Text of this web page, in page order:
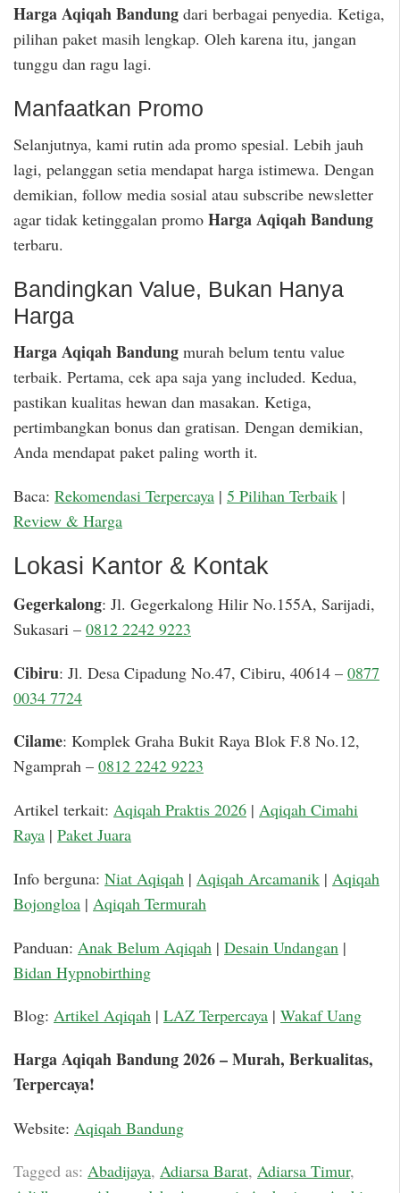
Harga Aqiqah Bandung dari berbagai penyedia. Ketiga,
pilihan paket masih lengkap. Oleh karena itu, jangan
tunggu dan ragu lagi.
Manfaatkan Promo
Selanjutnya, kami rutin ada promo spesial. Lebih jauh
lagi, pelanggan setia mendapat harga istimewa. Dengan
demikian, follow media sosial atau subscribe newsletter
agar tidak ketinggalan promo Harga Aqiqah Bandung
terbaru.
Bandingkan Value, Bukan Hanya
Harga
Harga Aqiqah Bandung murah belum tentu value
terbaik. Pertama, cek apa saja yang included. Kedua,
pastikan kualitas hewan dan masakan. Ketiga,
pertimbangkan bonus dan gratisan. Dengan demikian,
Anda mendapat paket paling worth it.
Baca: Rekomendasi Terpercaya | 5 Pilihan Terbaik |
Review & Harga
Lokasi Kantor & Kontak
Gegerkalong: Jl. Gegerkalong Hilir No.155A, Sarijadi,
Sukasari – 0812 2242 9223
Cibiru: Jl. Desa Cipadung No.47, Cibiru, 40614 – 0877
0034 7724
Cilame: Komplek Graha Bukit Raya Blok F.8 No.12,
Ngamprah – 0812 2242 9223
Artikel terkait: Aqiqah Praktis 2026 | Aqiqah Cimahi
Raya | Paket Juara
Info berguna: Niat Aqiqah | Aqiqah Arcamanik | Aqiqah
Bojongloa | Aqiqah Termurah
Panduan: Anak Belum Aqiqah | Desain Undangan |
Bidan Hypnobirthing
Blog: Artikel Aqiqah | LAZ Terpercaya | Wakaf Uang
Harga Aqiqah Bandung 2026 – Murah, Berkualitas,
Terpercaya!
Website: Aqiqah Bandung
Tagged as: Abadijaya, Adiarsa Barat, Adiarsa Timur,